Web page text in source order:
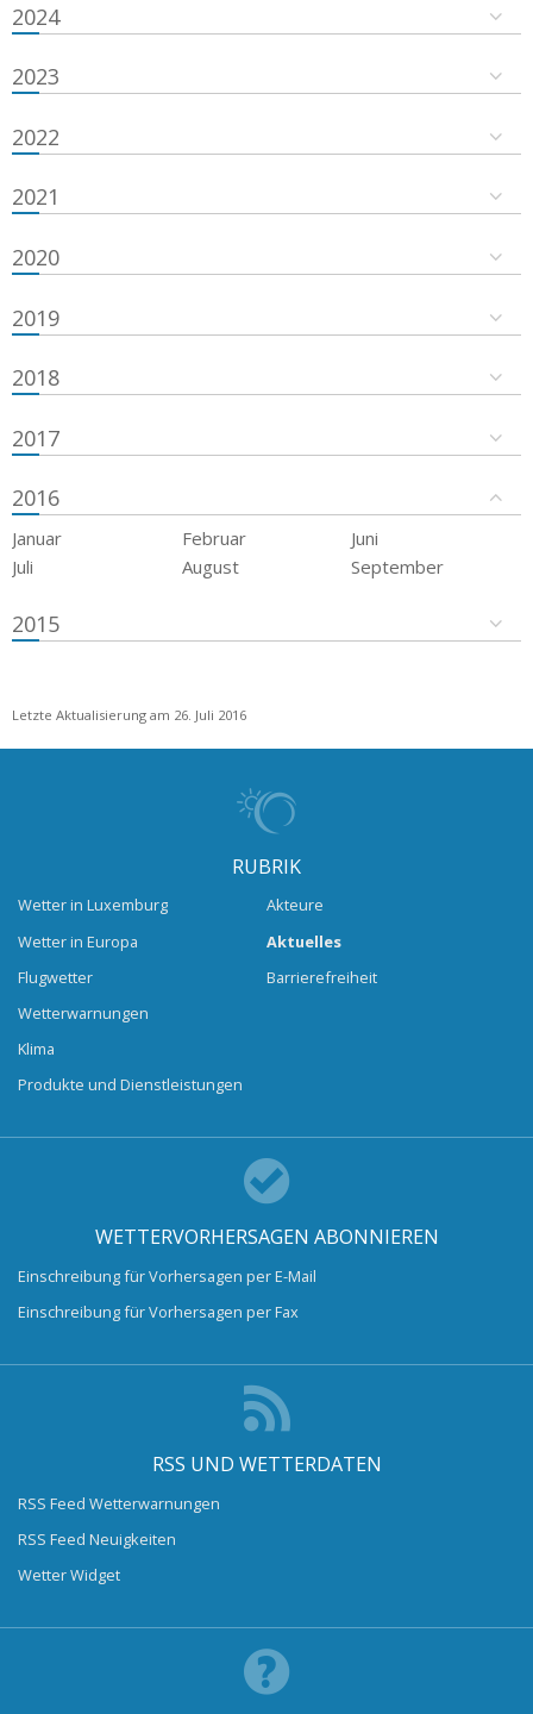
2024
2023
2022
2021
2020
2019
2018
2017
2016
Januar Februar
Juni
Juli
August September
2015
Letzte Aktualisierung am 26. Juli 2016
RUBRIK
Wetter in Luxemburg
Wetter in Europa
Flugwetter
Wetterwarnungen
Klima
Produkte und Dienstleistungen
Akteure
Aktuelles
Barrierefreiheit
WETTERVORHERSAGEN ABONNIEREN
Einschreibung für Vorhersagen per E-Mail
Einschreibung für Vorhersagen per Fax
RSS UND WETTERDATEN
RSS Feed Wetterwarnungen
RSS Feed Neuigkeiten
Wetter Widget